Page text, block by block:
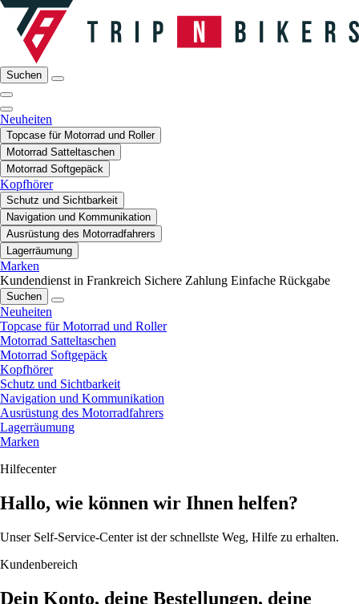
Suchen
Neuheiten
Topcase für Motorrad und Roller
Motorrad Satteltaschen
Motorrad Softgepäck
Kopfhörer
Schutz und Sichtbarkeit
Navigation und Kommunikation
Ausrüstung des Motorradfahrers
Lagerräumung
Marken
Kundendienst in Frankreich Sichere Zahlung Einfache Rückgabe
Suchen
Neuheiten
Topcase für Motorrad und Roller
Motorrad Satteltaschen
Motorrad Softgepäck
Kopfhörer
Schutz und Sichtbarkeit
Navigation und Kommunikation
Ausrüstung des Motorradfahrers
Lagerräumung
Marken
Hilfecenter
Hallo, wie können wir Ihnen helfen?
Unser Self-Service-Center ist der schnellste Weg, Hilfe zu erhalten.
Kundenbereich
Dein Konto, deine Bestellungen, deine